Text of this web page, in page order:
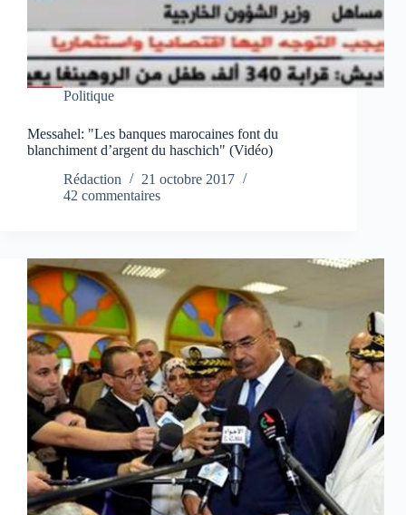
Politique
Messahel: "Les banques marocaines font du
blanchiment d’argent du haschich" (Vidéo)
Rédaction
21 octobre 2017
42 commentaires